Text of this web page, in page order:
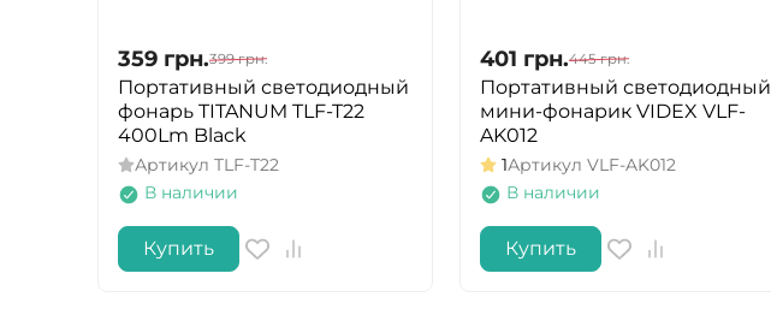
359 грн.399 грн.
Портативный светодиодный
фонарь TITANUM TLF-T22
400Lm Black
Артикул TLF-T22
В наличии
Купить
401 грн.445 грн.
Портативный светодиодный
мини-фонарик VIDEX VLF-
AK012
1Артикул VLF-AK012
В наличии
Купить